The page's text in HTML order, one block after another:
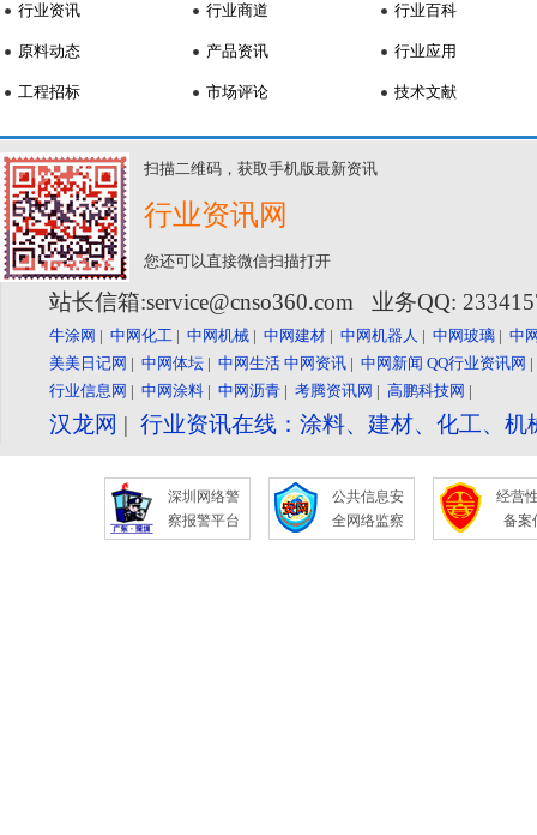
行业资讯
原料动态
工程招标
行业商道
产品资讯
市场评论
行业百科
行业应用
技术文献
扫描二维码，获取手机版最新资讯
行业资讯网
您还可以直接微信扫描打开
站长信箱:service@cnso360.com 业务QQ:
牛涂网 | 中网化工 | 中网机械 | 中网建材 | 中网机器人 | 中网玻璃 | 中
美美日记网 | 中网体坛 | 中网生活 中网资讯 | 中网新闻 QQ行业资讯网
行业信息网 | 中网涂料 | 中网沥青 | 考腾资讯网 | 高鹏科技网 |
汉龙网 | 行业资讯在线：涂料、建材、化工、
深圳网络警
察报警平台
公共信息安
全网络监察
经营
备案